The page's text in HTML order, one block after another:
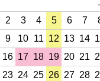
2
3 4 5 6 7
9
10 11 12 13 14
16 17 18 19 20 21
23 24 25 26 27 28